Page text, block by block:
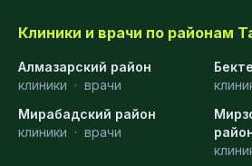
Клиники и врачи по районам
Алмазарский район
клиники · врачи
Мирабадский район
клиники · врачи